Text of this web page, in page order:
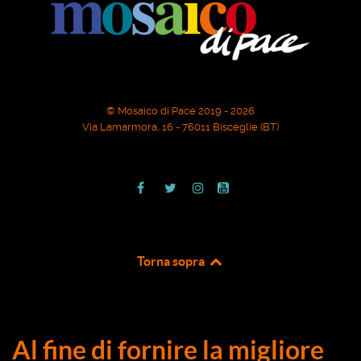
© Mosaico di Pace 2019 - 2026
Via Lamarmora, 16 - 76011 Bisceglie (BT)
Torna sopra
Al fine di fornire la migliore